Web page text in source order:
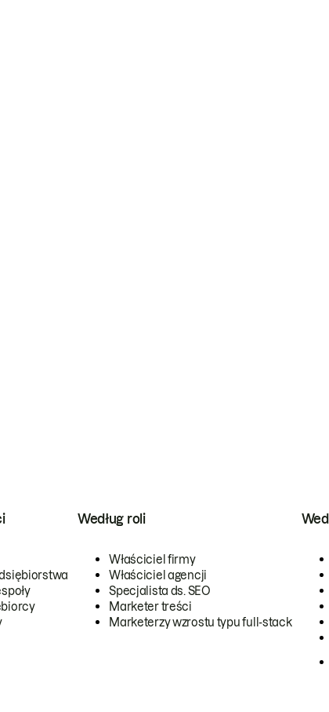
Według roli
Właściciel firmy
Właściciel agencji
Specjalista ds. SEO
Marketer treści
Marketerzy wzrostu typu full-stack